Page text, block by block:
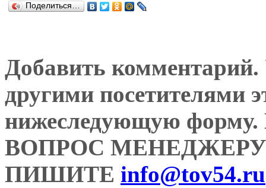
Поделиться…
Добавить комментарий.
другими посетителями
нижеследующую
ВОПРОС
ПИШИТЕ info@tov54.ru